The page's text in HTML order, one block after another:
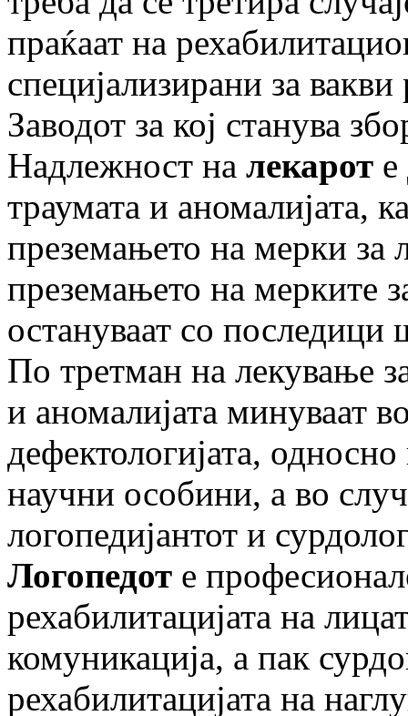
праќаат на
специјализирани за
Заводот за кој станува
Надлежност на лекарот е
траумата и аномалијата,
преземањето на мерки за
преземањето на мерките
остануваат со последици
По третман на лекување
и аномалијата минуваат
дефектологијата,
научни особини, а во
логопедијантот и
Логопедот е
рехабилитацијата на
комуникација, а пак
рехабилитацијата на